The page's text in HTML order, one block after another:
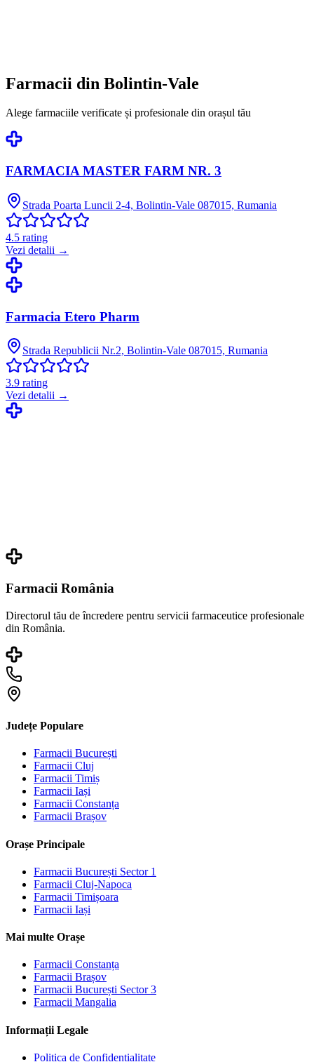
Farmacii din Bolintin-Vale
Alege farmaciile verificate și profesionale din orașul tău
FARMACIA MASTER FARM NR. 3
Strada Poarta Luncii 2-4, Bolintin-Vale 087015, Rumania
4.5 rating
Vezi detalii →
Farmacia Etero Pharm
Strada Republicii Nr.2, Bolintin-Vale 087015, Rumania
3.9 rating
Vezi detalii →
Farmacii România
Directorul tău de încredere pentru servicii farmaceutice profesionale
din România.
Județe Populare
Farmacii București
Farmacii Cluj
Farmacii Timiș
Farmacii Iași
Farmacii Constanța
Farmacii Brașov
Orașe Principale
Farmacii București Sector 1
Farmacii Cluj-Napoca
Farmacii Timișoara
Farmacii Iași
Mai multe Orașe
Farmacii Constanța
Farmacii Brașov
Farmacii București Sector 3
Farmacii Mangalia
Informații Legale
Politica de Confidențialitate